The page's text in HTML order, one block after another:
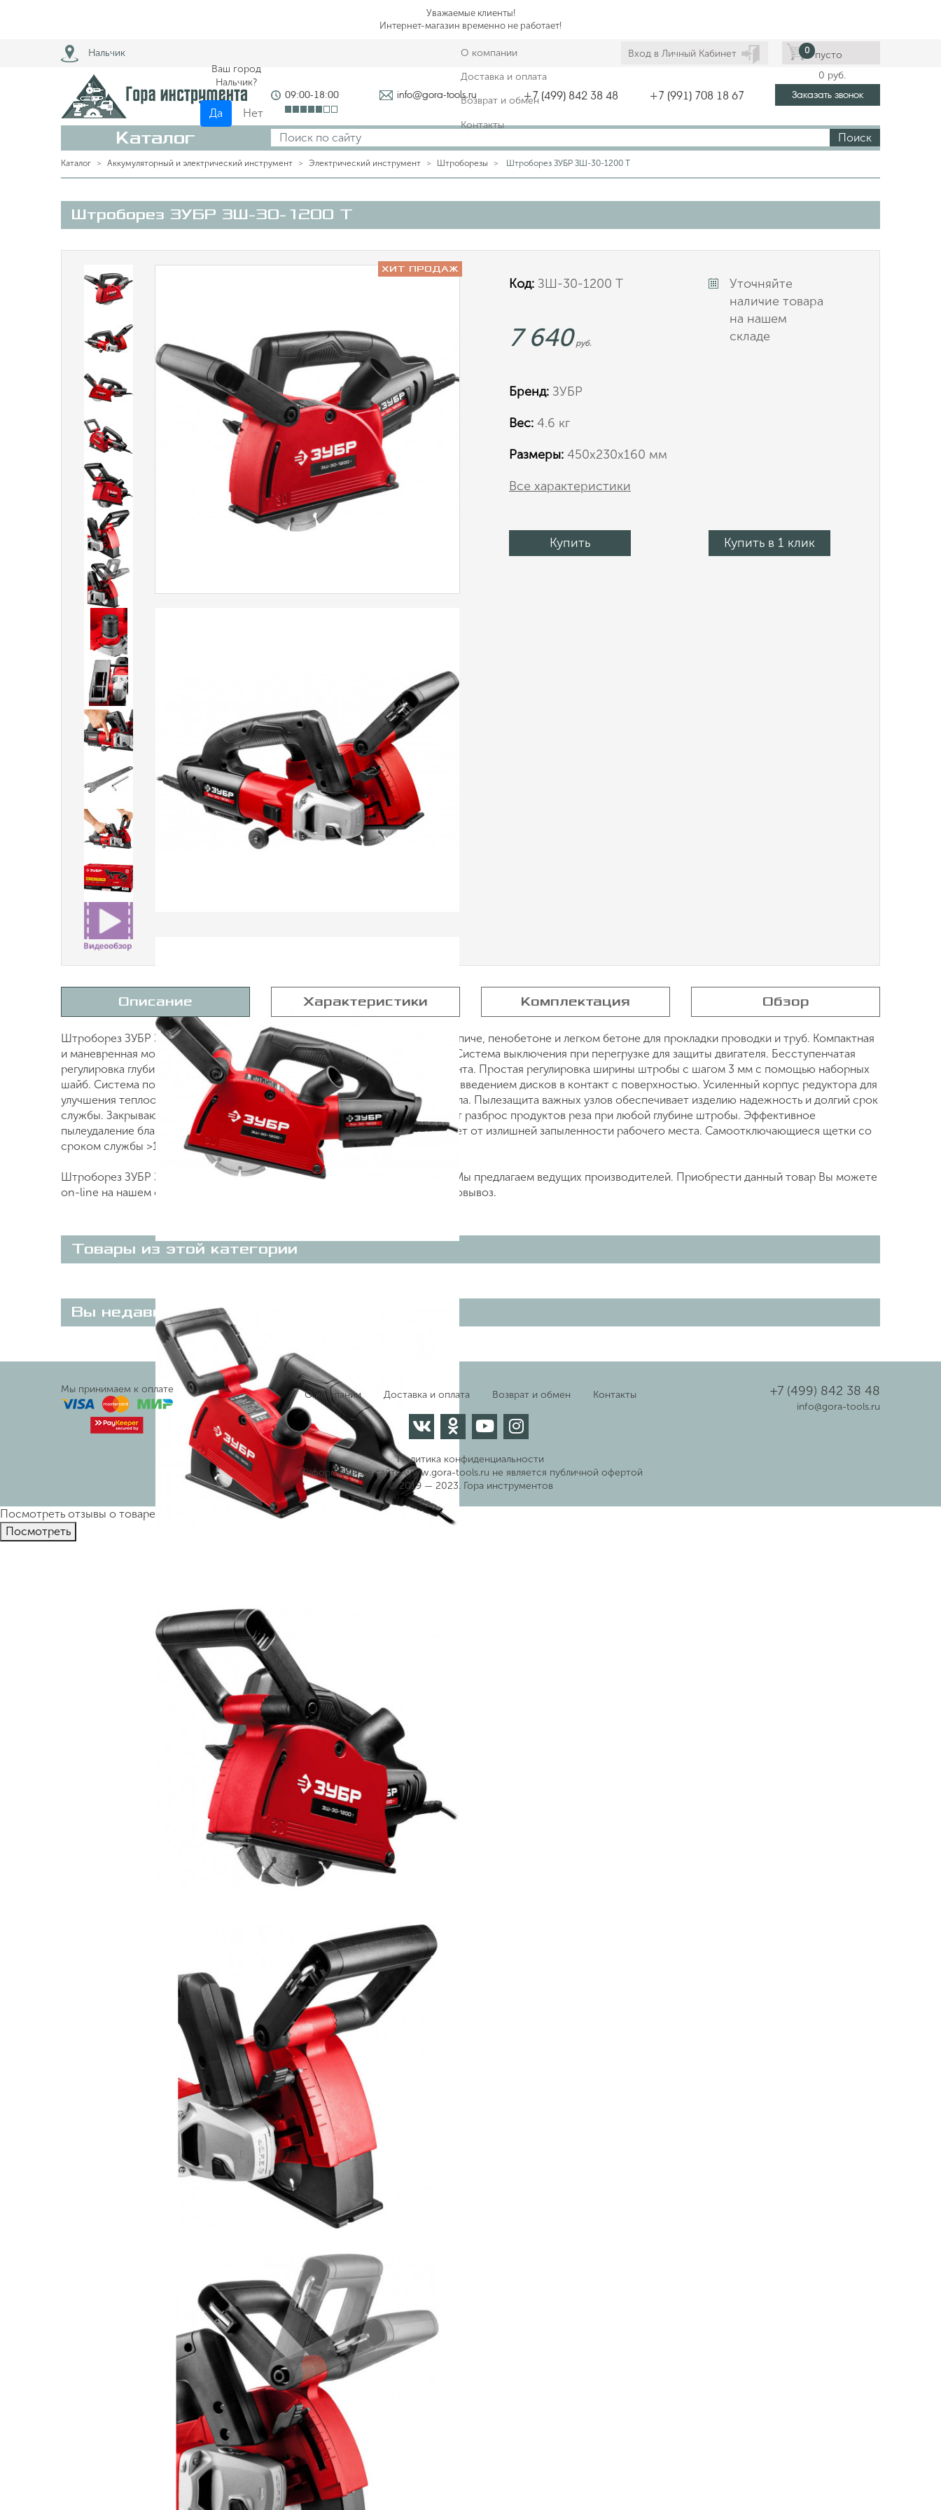
Уважаемые клиенты!
Интернет-магазин временно не работает!
Нальчик
Ваш город
Нальчик?
Да Нет
О компании
Доставка и оплата
Возврат и обмен
Контакты
Вход в Личный Кабинет пусто
0
0 руб.
09:00-18:00 info@gora-tools.ru +7 (499) 842 38 48 +7 (991) 708 18 67 Заказать звонок
Каталог Поиск
Каталог Аккумуляторный и электрический инструмент Электрический инструмент Штроборезы Штроборез ЗУБР ЗШ-30-1200 Т
Штроборез ЗУБР ЗШ-30-1200 Т
ХИТ ПРОДАЖ
Код: ЗШ-30-1200 Т
7 640 руб.
Бренд: ЗУБР
Вес: 4.6 кг
Размеры: 450х230х160 мм
Все характеристики
Уточняйте
наличие товара
на нашем
складе
Купить Купить в 1 клик
Описание Характеристики Комплектация Обзор
Штроборез ЗУБР ЗШ-30-1200 Т предназначен для выполнения штроб в кирпиче, пенобетоне и легком бетоне для прокладки проводки и труб. Компактная
и маневренная модель, наиболее эффективна на кирпичных поверхностях. Система выключения при перегрузке для защиты двигателя. Бесступенчатая
регулировка глубины пропила с удобной шкалой и фиксацией без инструмента. Простая регулировка ширины штробы с шагом 3 мм с помощью наборных
шайб. Система погружения дисков - это удобное начало работы с плавным введением дисков в контакт с поверхностью. Усиленный корпус редуктора для
улучшения теплоотвода и обеспечения прочности самого нагруженного узла. Пылезащита важных узлов обеспечивает изделию надежность и долгий срок
службы. Закрывающий зону работы подпружиненный кожух предотвращает разброс продуктов реза при любой глубине штробы. Эффективное
пылеудаление благодаря возможности подключения пылесоса предохраняет от излишней запыленности рабочего места. Самоотключающиеся щетки со
сроком службы >120 часов и простой заменой.
Штроборез ЗУБР ЗШ-30-1200 Т, артикул ЗШ-30-1200 Т по цене 7640 руб. Мы предлагаем ведущих производителей. Приобрести данный товар Вы можете
on-line на нашем сайте или по телефону +7 (499) 842 38 48. Возможен самовывоз.
Товары из этой категории
Вы недавно просматривали
Мы принимаем к оплате О компании Доставка и оплата Возврат и обмен Контакты
Политика конфиденциальности
Информация на сайте www.gora-tools.ru не является публичной офертой
© 2019 — 2023. Гора инструментов
+7 (499) 842 38 48
info@gora-tools.ru
Посмотреть отзывы о товаре
Штроборез ЗУБР ЗШ-30-1200 Т
Пocмотpеть